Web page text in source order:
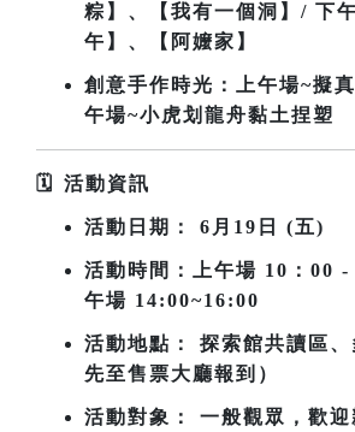
粽】、【我有一個洞】/ 下
午】、【阿嬤家】
創意手作時光：上午場~擬
午場~小虎划龍舟黏土捏塑
🗓 活動資訊
活動日期： 6 月19日 (五)
活動時間：上午場 10 ：00
午場 14:00~16:00
活動地點： 探索館共讀區
先至售票大廳報到）
活動對象： 一般觀眾，歡迎